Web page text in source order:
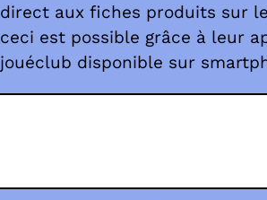
direct aux fiches produits sur
ceci est possible grâce à leur
jouéclub disponible sur